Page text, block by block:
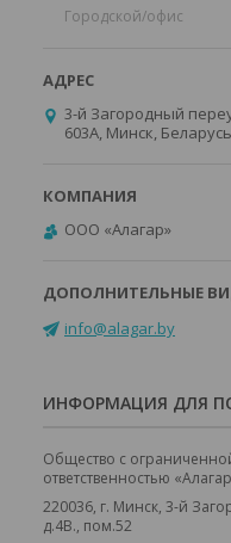
Городской/офис
3-й Загородный
603А, Минск, Беларусь
ООО «Алагар»
info@alagar.by
ИНФОРМАЦИЯ ДЛЯ
Общество с
ответственностью
220036, г. Минск, 3-й
д.4В., пом.52